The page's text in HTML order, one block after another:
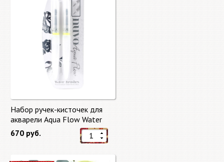
Набор ручек-кисточек для
акварели Aqua Flow Water
Brushes
670 руб.